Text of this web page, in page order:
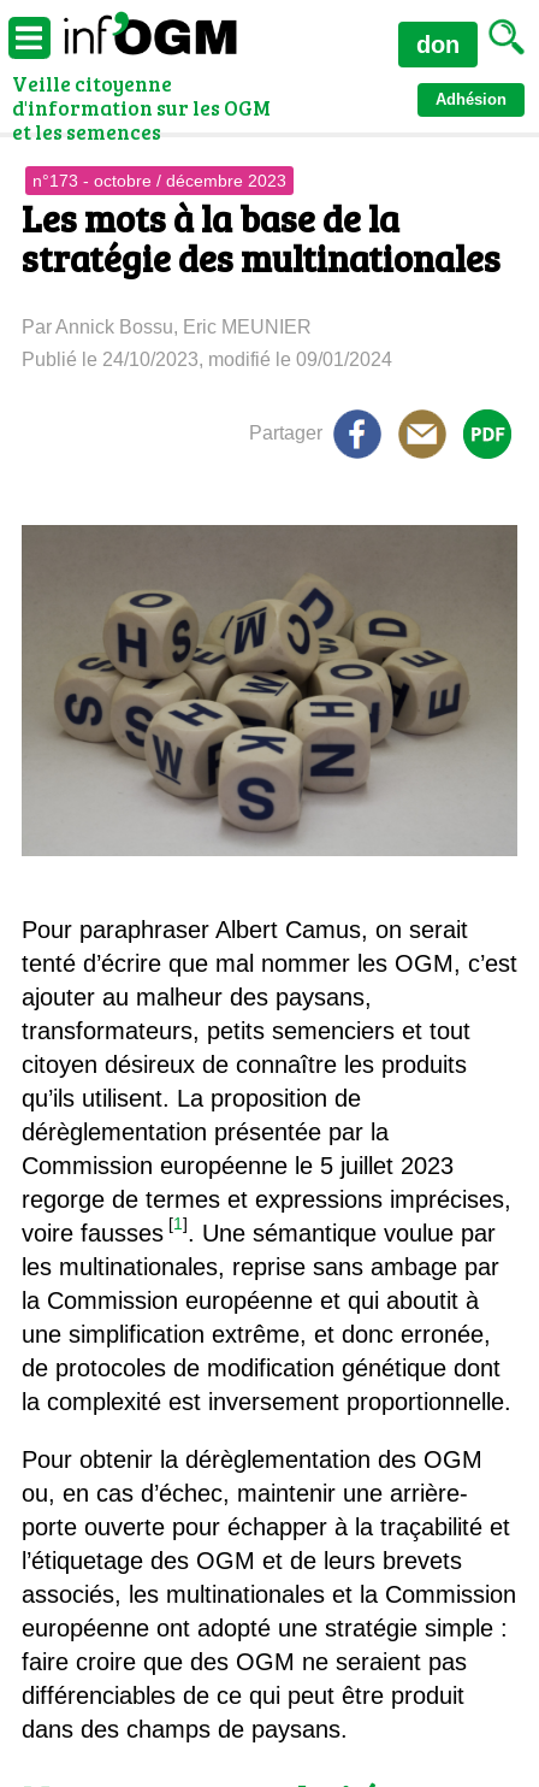
Veille citoyenne
d'information sur les OGM
et les semences
Adhésion
don
n°173 - octobre / décembre 2023
Les mots à la base de la
stratégie des multinationales
Par Annick Bossu, Eric MEUNIER
Publié le 24/10/2023, modifié le 09/01/2024
Partager
Pour paraphraser Albert Camus, on serait
tenté d’écrire que mal nommer les OGM, c’est
ajouter au malheur des paysans,
transformateurs, petits semenciers et tout
citoyen désireux de connaître les produits
qu’ils utilisent. La proposition de
dérèglementation présentée par la
Commission européenne le 5 juillet 2023
regorge de termes et expressions imprécises,
voire fausses [1]. Une sémantique voulue par
les multinationales, reprise sans ambage par
la Commission européenne et qui aboutit à
une simplification extrême, et donc erronée,
de protocoles de modification génétique dont
la complexité est inversement proportionnelle.
Pour obtenir la dérèglementation des OGM
ou, en cas d’échec, maintenir une arrière-
porte ouverte pour échapper à la traçabilité et
l’étiquetage des OGM et de leurs brevets
associés, les multinationales et la Commission
européenne ont adopté une stratégie simple :
faire croire que des OGM ne seraient pas
différenciables de ce qui peut être produit
dans des champs de paysans.